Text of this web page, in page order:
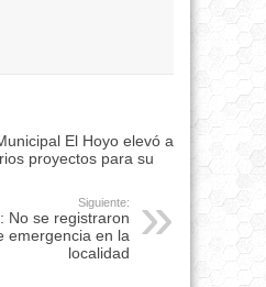
El Hoyo elevó al
proyectos para su
Siguiente:
No se registraron
emergencia en la
localidad